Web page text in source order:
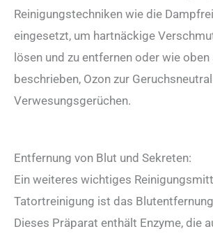
Reinigungstechniken wie die
eingesetzt, um hartnäckige
lösen und zu entfernen oder wie oben
beschrieben, Ozon zur
Verwesungsgerüchen.
Entfernung von Blut und Sekreten:
Ein weiteres wichtiges
Tatortreinigung ist das
Dieses Präparat enthält Enzyme, die